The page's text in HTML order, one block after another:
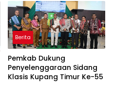
Berita
Pemkab Dukung
Penyelenggaraan Sidang
Klasis Kupang Timur Ke-55